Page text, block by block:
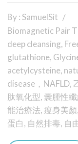
By : SamuelSit
Biomagnetic Pair
deep cleansing,
glutathione,
acetylcysteine,
disease，NAFLD,
肽氧化型, 囊腫性
能治療法, 瘦身美顏,
蛋白, 自然排毒, 自